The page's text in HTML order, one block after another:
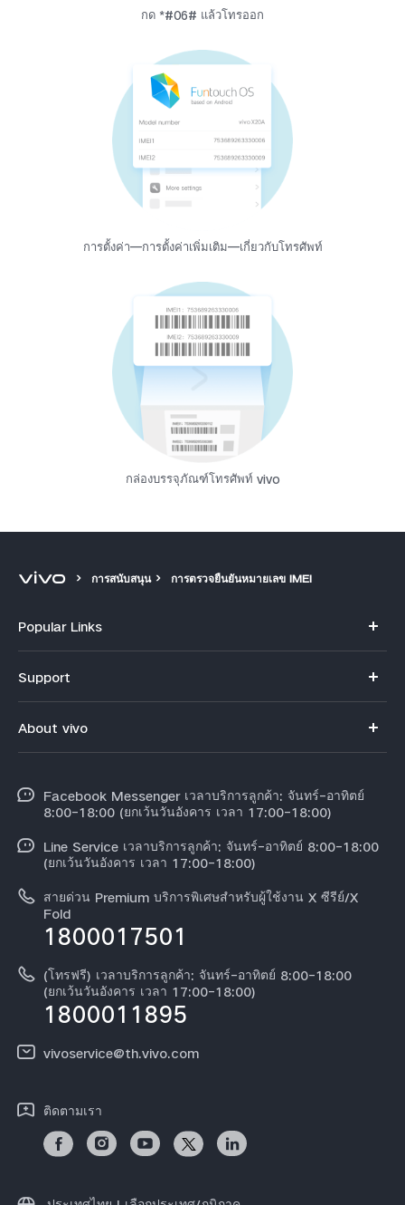
กด *#06# แล้วโทรออก
การตั้งค่า—การตั้งค่าเพิ่มเติม—เกี่ยวกับโทรศัพท์
กล่องบรรจุภัณฑ์โทรศัพท์ vivo
การสนับสนุน การตรวจยืนยันหมายเลข IMEI
Popular Links
X300
Y31 5G
Support
Funtouch OS
สอบถามเกี่ยวกับราคาอะไหล่
การตรวจยืนยันหมายเลข IMEI
คำแนะนำเกี่ยวกับบัตรรับประกันของ vivo
ดาวน์โหลด LUTs สำหรับการคืนค่า Log
About vivo
ข้อมูลข่าว
สมัครงานที่ vivo
ข้อกฏหมาย
เกี่ยวกับเรา
ศูนย์ความเป็นส่วนตัวของวีโว่
ความยั่งยืน
Facebook Messenger เวลาบริการลูกค้า: จันทร์-อาทิตย์
8:00-18:00 (ยกเว้นวันอังคาร เวลา 17:00-18:00)
Line Service เวลาบริการลูกค้า: จันทร์-อาทิตย์ 8:00-18:00
(ยกเว้นวันอังคาร เวลา 17:00-18:00)
สายด่วน Premium บริการพิเศษสำหรับผู้ใช้งาน X ซีรีย์/X
Fold
1800017501
(โทรฟรี) เวลาบริการลูกค้า: จันทร์-อาทิตย์ 8:00-18:00
(ยกเว้นวันอังคาร เวลา 17:00-18:00)
1800011895
vivoservice@th.vivo.com
ติดตามเรา